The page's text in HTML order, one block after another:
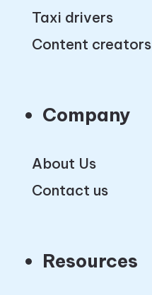
Taxi drivers
Content creators
Company
About Us
Contact us
Resources